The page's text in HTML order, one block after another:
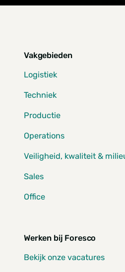
Vakgebieden
Logistiek
Techniek
Productie
Operations
Veiligheid, kwaliteit &
Sales
Office
Werken bij Foresco
Bekijk onze vacatures